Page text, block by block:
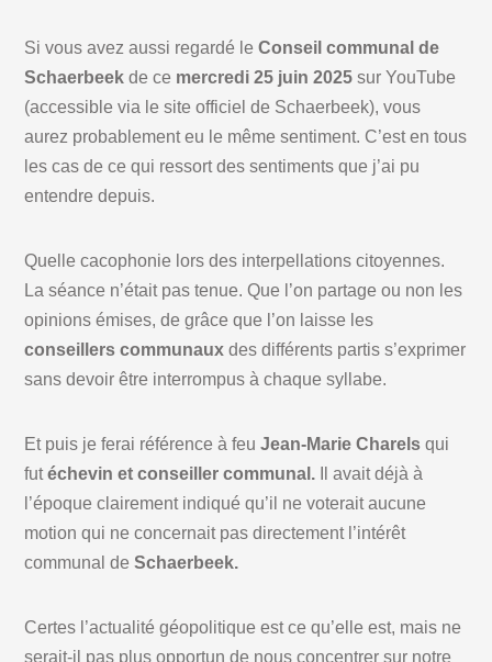
Si vous avez aussi regardé leConseil communal de
Schaerbeek de ce mercredi 25 juin 2025 sur YouTube
(accessible via le site officiel de Schaerbeek), vous
aurez probablement eu le même sentiment. C’est en tous
les cas de ce qui ressort des sentiments que j’ai pu
entendre depuis.
Quelle cacophonie lors des interpellations citoyennes.
La séance n’était pas tenue. Que l’on partage ou non les
opinions émises, de grâce que l’on laisse les
conseillers communaux des différents partis s’exprimer
sans devoir être interrompus à chaque syllabe.
Et puis je ferai référence à feu Jean-Marie Charels qui
futéchevin et conseiller communal. Il avait déjà à
l’époque clairement indiqué qu’il ne voterait aucune
motion qui ne concernait pas directement l’intérêt
communal deSchaerbeek.
Certes l’actualité géopolitique est ce qu’elle est, mais ne
serait-il pas plus opportun de nous concentrer sur notre